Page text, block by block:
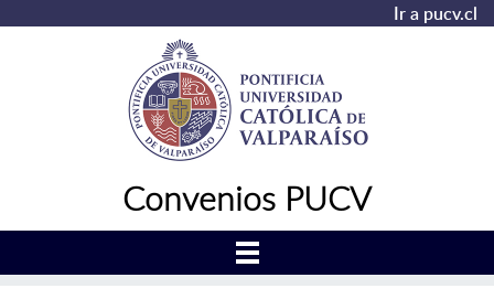
Ir a pucv.cl
Convenios PUCV